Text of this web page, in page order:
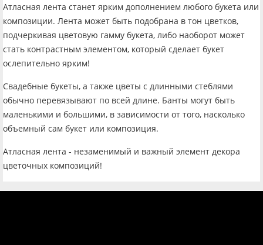
Атласная лента станет ярким дополнением любого букета или
композиции. Лента может быть подобрана в тон цветков,
подчеркивая цветовую гамму букета, либо наоборот может
стать контрастным элементом, который сделает букет
ослепительно ярким!
Свадебные букеты, а также цветы с длинными стеблями
обычно перевязывают по всей длине. Банты могут быть
маленькими и большими, в зависимости от того, насколько
объемный сам букет или композиция.
Атласная лента - незаменимый и важный элемент декора
цветочных композиций!